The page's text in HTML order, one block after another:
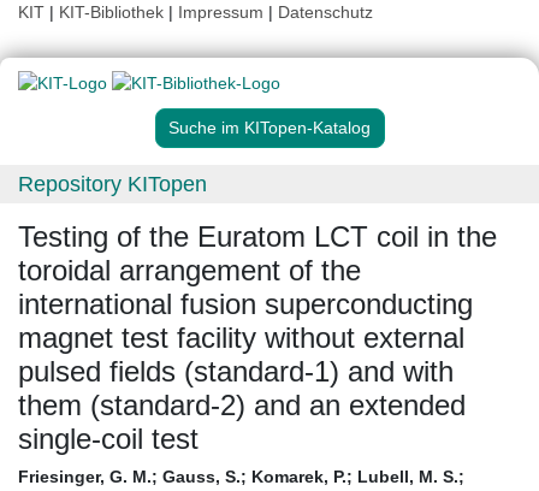
KIT | KIT-Bibliothek | Impressum | Datenschutz
Suche im KITopen-Katalog
Repository KITopen
Testing of the Euratom LCT coil in the
toroidal arrangement of the
international fusion superconducting
magnet test facility without external
pulsed fields (standard-1) and with
them (standard-2) and an extended
single-coil test
Friesinger, G. M.; Gauss, S.; Komarek, P.; Lubell, M. S.;